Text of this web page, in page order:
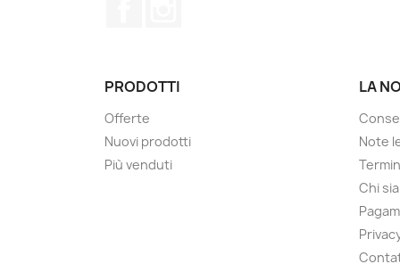
PRODOTTI
Offerte
Nuovi prodotti
Più venduti
LA
Note
Chi